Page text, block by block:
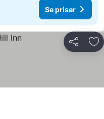
Se priser
Del